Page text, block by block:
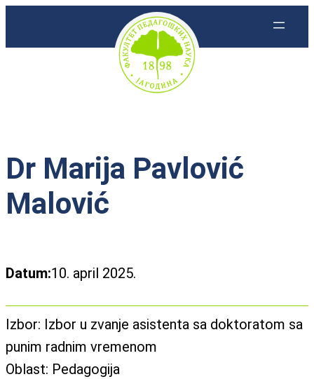
Dr Marija Pavlović
Malović
Datum:10. april 2025.
Izbor: Izbor u zvanje asistenta sa doktoratom sa
punim radnim vremenom
Oblast: Pedagogija